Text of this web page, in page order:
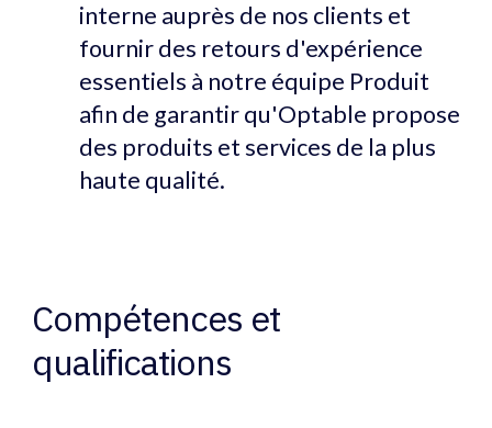
interne auprès de nos clients et
fournir des retours d'expérience
essentiels à notre équipe Produit
afin de garantir qu'Optable propose
des produits et services de la plus
haute qualité.
Compétences et
qualifications